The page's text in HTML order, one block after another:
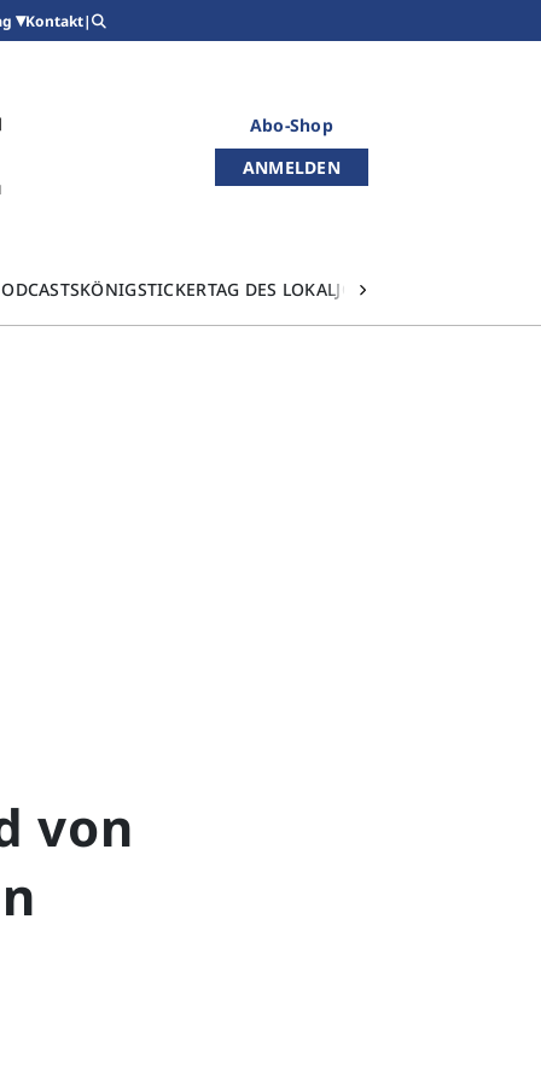
Kontakt|
Abo-Shop
ANMELDEN
KÖNIGSTICKERTAG DES LOKALJOURNALISMUS
von